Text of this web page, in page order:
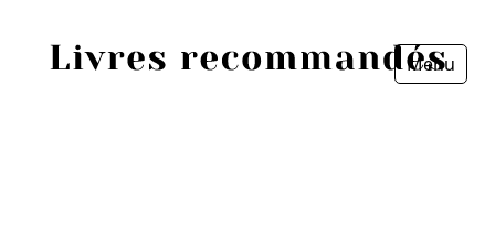
Menu
Fermer